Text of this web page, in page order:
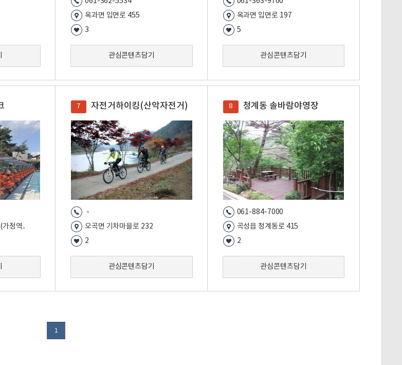
옥과면 입면로 455
3
관심콘텐츠담기
옥과면 입면로 197
5
관심콘텐츠담기
정역..
7 자전거하이킹(산악자전거)
-
오곡면 기차마을로 232
2
관심콘텐츠담기
8 청계동 솔바람야영장
061-884-7000
곡성읍 청계동로 415
2
관심콘텐츠담기
1